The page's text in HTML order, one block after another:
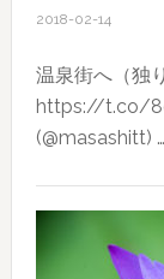
2018-02-14
温泉街へ（独
https://t.co/
(@masashitt) …